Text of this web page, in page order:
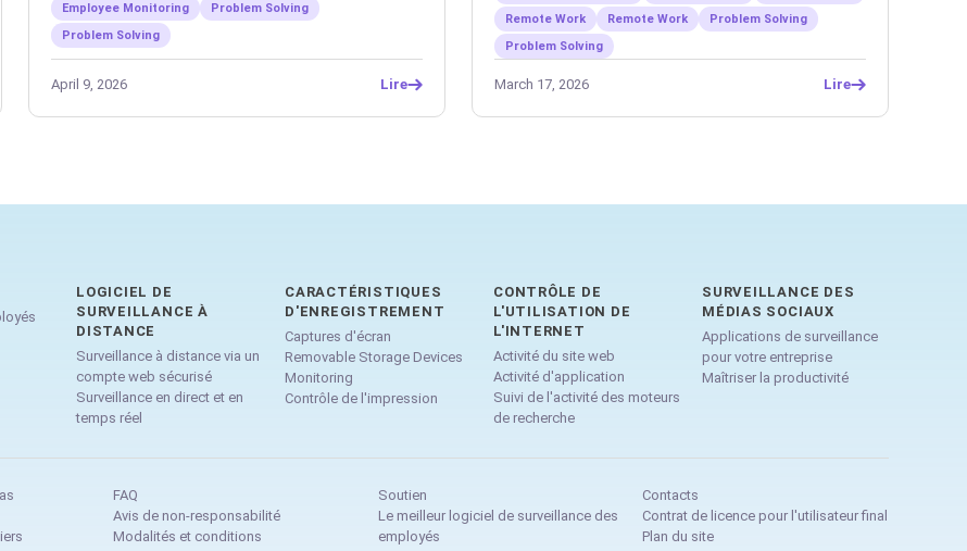
Employee Monitoring
Problem Solving
Problem Solving
April 9, 2026 Lire
Remote Work
Remote Work
Problem Solving
Problem Solving
March 17, 2026 Lire
LOGICIEL DE
SURVEILLANCE À
DISTANCE
Surveillance à distance via un
compte web sécurisé
Surveillance en direct et en
temps réel
CARACTÉRISTIQUES
D'ENREGISTREMENT
Captures d'écran
Removable Storage Devices
Monitoring
Contrôle de l'impression
CONTRÔLE DE
L'UTILISATION DE
L'INTERNET
Activité du site web
Activité d'application
Suivi de l'activité des moteurs
de recherche
SURVEILLANCE DES
MÉDIAS SOCIAUX
Applications de surveillance
pour votre entreprise
Maîtriser la productivité
FAQ
Avis de non-responsabilité
Modalités et conditions
Soutien
Le meilleur logiciel de surveillance des
employés
Contacts
Contrat de licence pour l'utilisateur final
Plan du site